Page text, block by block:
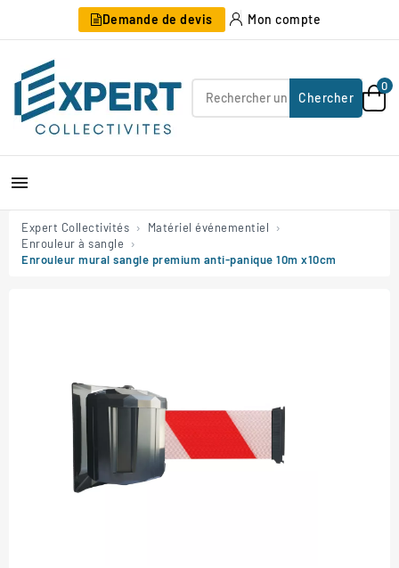
Demande de devis Mon compte
Chercher
0

Expert Collectivités
Matériel événementiel
Enrouleur à sangle
Enrouleur mural sangle premium anti-panique 10m x10cm